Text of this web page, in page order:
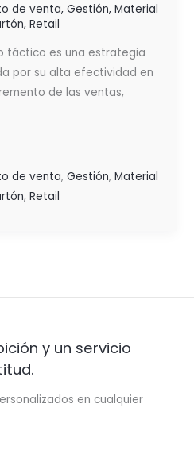
de venta, Gestión, Material
, Retail
táctico es una estrategia
por su alta efectividad en
de las ventas,
de venta, Gestión, Material
, Retail
y un servicio
en cualquier